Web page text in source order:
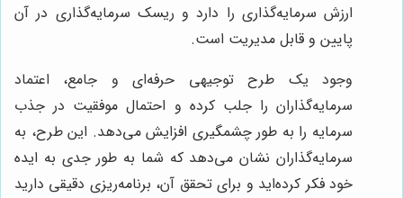
ارزش سرمایه‌گذاری را دارد و ریسک سرمایه‌گذاری در آن
پایین و قابل مدیریت است.
وجود یک طرح توجیهی حرفه‌ای و جامع، اعتماد
سرمایه‌گذاران را جلب کرده و احتمال موفقیت در جذب
سرمایه را به طور چشمگیری افزایش می‌دهد. این طرح، به
سرمایه‌گذاران نشان می‌دهد که شما به طور جدی به ایده
خود فکر کرده‌اید و برای تحقق آن، برنامه‌ریزی دقیقی دارید